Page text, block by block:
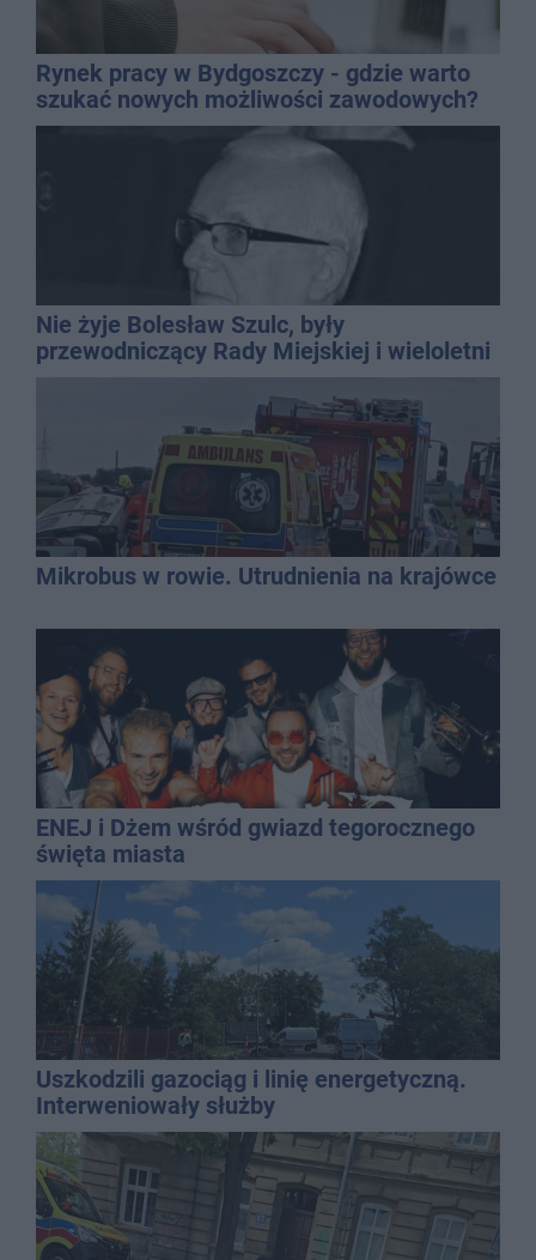
Rynek pracy w Bydgoszczy - gdzie warto
szukać nowych możliwości zawodowych?
Nie żyje Bolesław Szulc, były
przewodniczący Rady Miejskiej i wieloletni
dyrektor SP 14
Mikrobus w rowie. Utrudnienia na krajówce
ENEJ i Dżem wśród gwiazd tegorocznego
święta miasta
Uszkodzili gazociąg i linię energetyczną.
Interweniowały służby